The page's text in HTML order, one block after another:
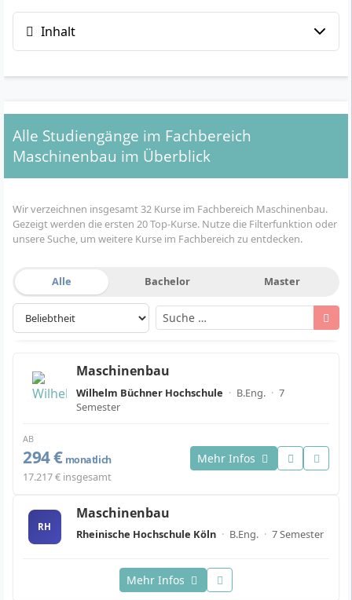
Inhalt
Alle Studiengänge im Fachbereich
Maschinenbau im Überblick
Wir verzeichnen insgesamt 32 Kurse im Fachbereich Maschinenbau.
Gezeigt werden die ersten 20 Top-Kurse. Nutze die Filterfunktion oder
unsere Suche, um weitere Kurse im Fachbereich zu entdecken.
Alle Bachelor Master
Maschinenbau
Wilhelm Büchner Hochschule · B.Eng. · 7
Semester
AB
294 € monatlich
17.217 € insgesamt
Mehr Infos
RH
Maschinenbau
Rheinische Hochschule Köln · B.Eng. · 7 Semester
Mehr Infos